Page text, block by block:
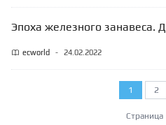
Эпоха железного занавеса.
ecworld - 24.02.2022
1 2
Страница